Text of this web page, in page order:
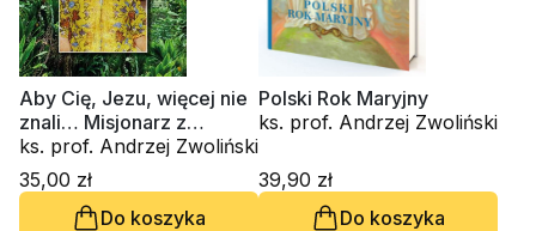
Aby Cię, Jezu, więcej nie
znali… Misjonarz z
Radwanowic
ks. prof. Andrzej Zwoliński
35,00 zł
Do koszyka
Polski Rok Maryjny
ks. prof. Andrzej Zwoliński
39,90 zł
Do koszyka